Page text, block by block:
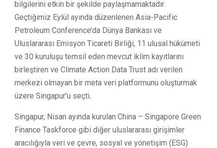
bilgilerini etkin bir şekilde paylaşmamaktadır.
Geçtiğimiz Eylül ayında düzenlenen Asia-Pacific
Petroleum Conference’da Dünya Bankası ve
Uluslararası Emisyon Ticareti Birliği, 11 ulusal hükümeti
ve 30 kuruluşu temsil eden mevcut iklim kayıtlarını
birleştiren ve Climate Action Data Trust adı verilen
merkezi olmayan bir meta veri platformunu oluşturmak
üzere Singapur’u seçti.
Singapur, Nisan ayında kurulan China – Singapore Green
Finance Taskforce gibi diğer uluslararası girişimler
aracılığıyla veri ve çevre, sosyal ve yönetişim (ESG)